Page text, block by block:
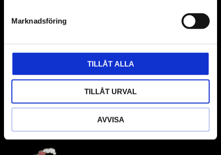
Marknadsföring
TILLÅT ALLA
TILLÅT URVAL
AVVISA
kunden.
BUTIK